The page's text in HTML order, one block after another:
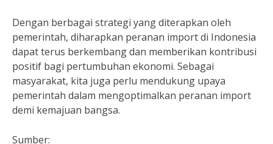
Dengan berbagai strategi yang diterapkan oleh
pemerintah, diharapkan peranan import di Indonesia
dapat terus berkembang dan memberikan kontribusi
positif bagi pertumbuhan ekonomi. Sebagai
masyarakat, kita juga perlu mendukung upaya
pemerintah dalam mengoptimalkan peranan import
demi kemajuan bangsa.
Sumber: